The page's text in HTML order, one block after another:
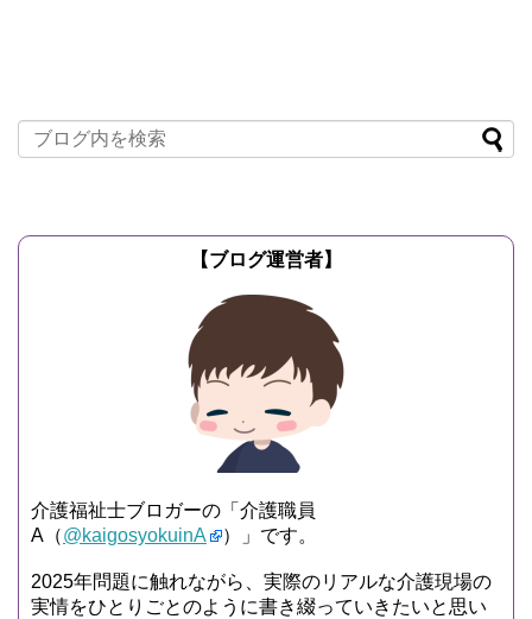
【ブログ運営者】
介護福祉士ブロガーの「介護職員
A（@kaigosyokuinA ）」です。
2025年問題に触れながら、実際のリアルな介護現場の
実情をひとりごとのように書き綴っていきたいと思い